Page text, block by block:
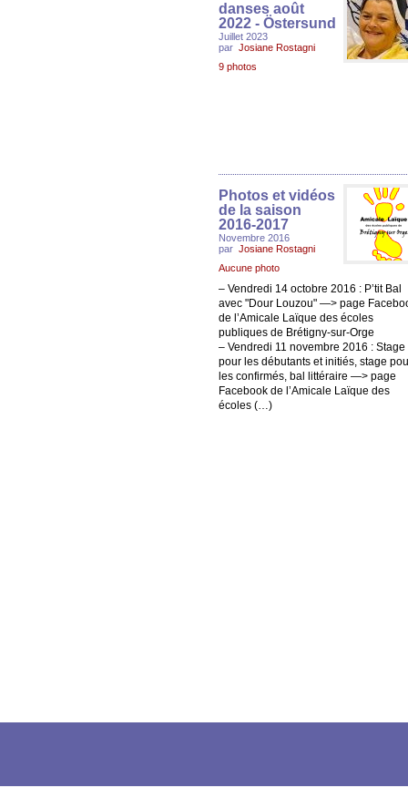
danses août
2022 - Östersund
Juillet 2023
par Josiane Rostagni
9 photos
Photos et vidéos
de la saison
2016-2017
Novembre 2016
par Josiane Rostagni
Aucune photo
– Vendredi 14 octobre 2016 : P’tit Bal
avec "Dour Louzou" —> page
de l’Amicale Laïque des écoles
publiques de Brétigny-sur-Orge
– Vendredi 11 novembre 2016 : Stage
pour les débutants et initiés, stage
les confirmés, bal littéraire —> page
Facebook de l’Amicale Laïque des
écoles (…)